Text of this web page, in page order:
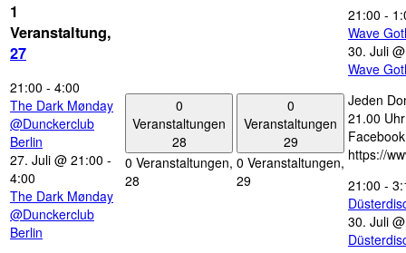
1
Veranstaltung,
27
21:00 - 4:00
The Dark Mønday
@Dunckerclub
Berlin
27. Juli @ 21:00 -
4:00
The Dark Mønday
@Dunckerclub
Berlin
0
Veranstaltungen
28
0 Veranstaltungen,
28
0
Veranstaltungen
29
0 Veranstaltungen,
29
21:00 -
Wave
30. Juli
Wave
Jeden
21.00
https://
21:00 -
30. Juli